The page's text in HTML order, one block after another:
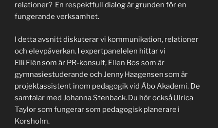
relationer? En respektfull dialog är grunden för en
fungerande verksamhet.
I detta avsnitt diskuterar vi kommunikation, relationer
och elevpåverkan. I expertpanelelen hittar vi
Elli Flén som är PR-konsult, Ellen Bos som är
gymnasiestuderande och Jenny Haagensen som är
projektassistent inom pedagogik vid Åbo Akademi. De
samtalar med Johanna Stenback. Du hör också Ulrica
Taylor som fungerar som pedagogisk planerare i
Korsholm.